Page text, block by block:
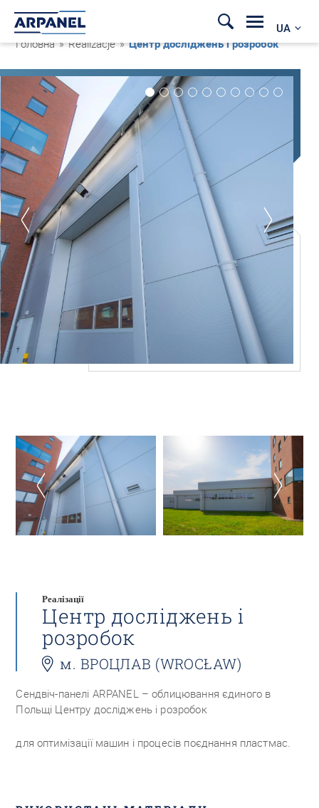
UA
Головна » Realizacje »Центр досліджень і розробок
Реалізації
Центр досліджень і
розробок
м. ВРОЦЛАВ (WROCŁAW)
Сендвіч-панелі ARPANEL – облицювання єдиного в
Польщі Центру досліджень і розробок
для оптимізації машин і процесів поєднання пластмас.